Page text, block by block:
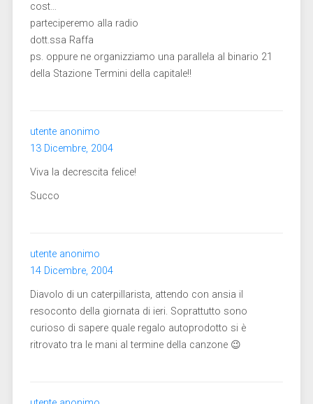
cost…
parteciperemo alla radio
dott.ssa Raffa
ps. oppure ne organizziamo una parallela al binario 21
della Stazione Termini della capitale!!
utente anonimo
13 Dicembre, 2004
Viva la decrescita felice!
Succo
utente anonimo
14 Dicembre, 2004
Diavolo di un caterpillarista, attendo con ansia il
resoconto della giornata di ieri. Soprattutto sono
curioso di sapere quale regalo autoprodotto si è
ritrovato tra le mani al termine della canzone 😉